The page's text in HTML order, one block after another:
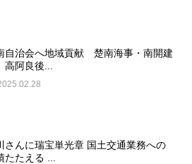
自治会へ地域貢献 楚南海事・南開建
阿良後...
さんに瑞宝単光章 国土交通業務への
たたえる ...